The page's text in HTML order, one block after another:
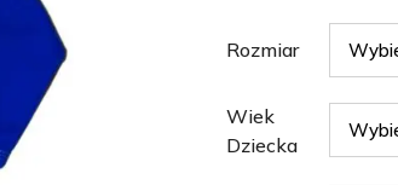
Rozmiar
Wiek
Dziecka